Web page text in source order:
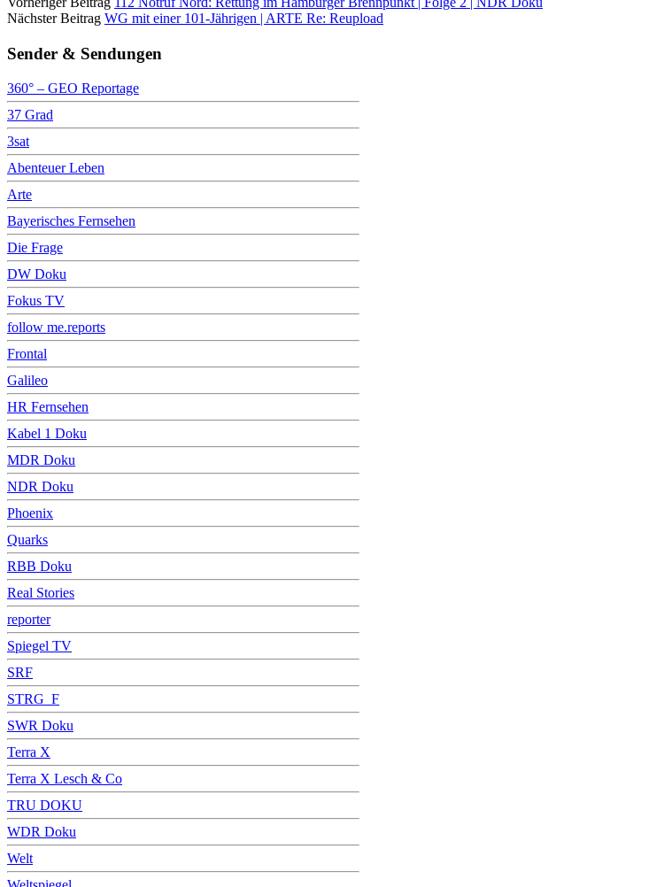
Nächster Beitrag WG mit einer 101-Jährigen | ARTE Re: Reupload
Sender & Sendungen
360° – GEO Reportage
37 Grad
3sat
Abenteuer Leben
Arte
Bayerisches Fernsehen
Die Frage
DW Doku
Fokus TV
follow me.reports
Frontal
Galileo
HR Fernsehen
Kabel 1 Doku
MDR Doku
NDR Doku
Phoenix
Quarks
RBB Doku
Real Stories
reporter
Spiegel TV
SRF
STRG_F
SWR Doku
Terra X
Terra X Lesch & Co
TRU DOKU
WDR Doku
Welt